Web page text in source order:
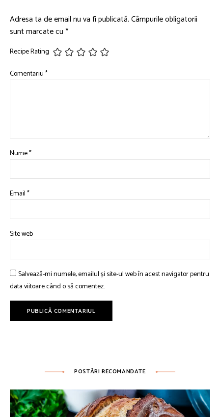
Adresa ta de email nu va fi publicată.Câmpurile obligatorii
sunt marcate cu*
Recipe Rating
Comentariu*
Nume*
Email*
Site web
Salvează-mi numele, emailul și site-ul web în acest navigator pentru
data viitoare când o să comentez.
POSTĂRI RECOMANDATE